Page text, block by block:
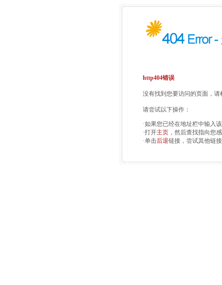
http404错误
没有找到您要访问的页面，
请尝试以下操作：
·如果您已经在地址栏中输入
·打开主页 ，然后查找指向您
·单击后退链接，尝试其他链